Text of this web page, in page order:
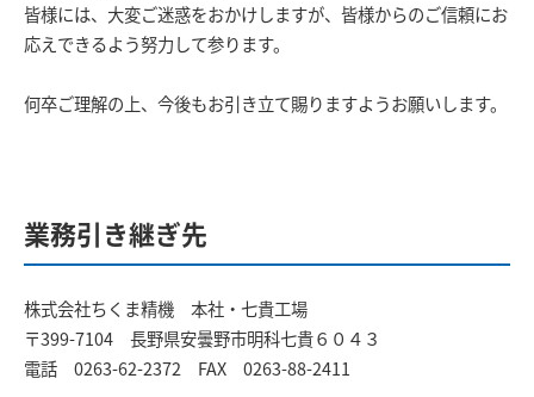
皆様には、大変ご迷惑をおかけしますが、皆様からのご信頼にお
応えできるよう努力して参ります。
何卒ご理解の上、今後もお引き立て賜りますようお願いします。
業務引き継ぎ先
株式会社ちくま精機 本社・七貴工場
〒399-7104 長野県安曇野市明科七貴６０４３
電話 0263-62-2372 FAX 0263-88-2411